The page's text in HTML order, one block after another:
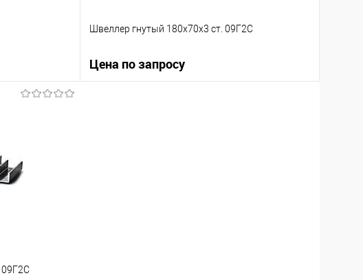
Швеллер гнутый 180х70х3 ст. 09Г2С
Цена по запросу
09Г2С